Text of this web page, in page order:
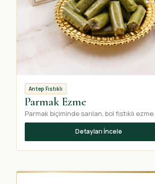
Antep Fıstıklı
Parmak Ezme
Parmak biçiminde sarılan, bol fıstıklı ezme.
Detayları İncele